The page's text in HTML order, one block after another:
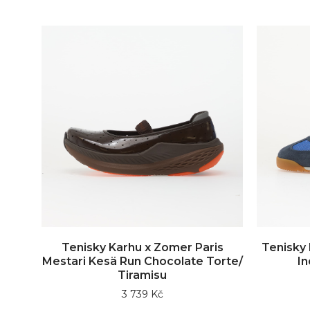
Tenisky Karhu x Zomer Paris
Mestari Kesä Run Chocolate Torte/
Tiramisu
3 739 Kč
Tenisky